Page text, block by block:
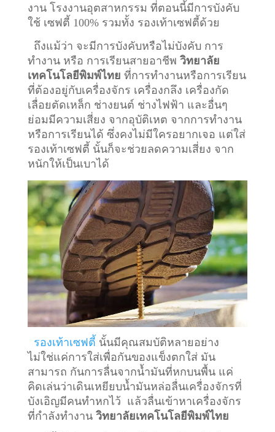
งาน โรงงานอุตสาหกรรม ที่ตอนนี้มีการบังคับ
ใช้ เซฟตี้ 100% รวมทั้ง รองเท้าเซฟตี้ด้วย
ถึงแม้ว่า จะมีการบังคับหรือไม่บังคับ การ
ทำงาน หรือ การเรียนสายอาชีพ วิทยาลัย
เทคโนโลยีพิมพ์ไทย ที่การทำงานหรือการเรียน
ที่ต้องอยู่กับเครื่องจักร เครื่องกลึง เครื่องกัด
เลื่อยตัดเหล็ก ช่างยนต์ ช่างไฟฟ้า และอื่นๆ
ย่อมมีความเสี่ยง จากอุบัติเหต จากการทำงาน
หรือการเรียนได้ ซึ่งคงไม่มีใครอยากเจอ แต่ใส่
รองเท้าเซฟตี้ นั้นก็จะช่วยลดความเสี่ยง จาก
หนักให้เป็นเบาได้
รองเท้าเซฟตี้ นั้นมีคุณสมบัติหลายอย่าง
ไม่ใช่แค่การใส่เพื่อกันของแข็งตกใส่ มัน
สามารถ กันการลื่นจากน้ำมันที่หกบนพื้น แค่
คิดเล่นว่าเดินเหยียบน้ำมันหล่อลื่นเครื่องจักรที่
บังเอิญมีคนทำหกไว้ แล้วลื่นเข้าหาเครื่องจักร
ที่กำลังทำงาน วิทยาลัยเทคโนโลยีพิมพ์ไทย